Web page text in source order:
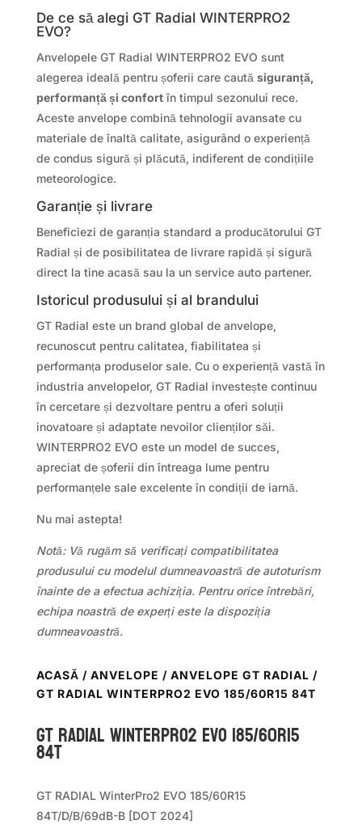
De ce să alegi GT Radial WINTERPRO2
EVO?
Anvelopele GT Radial WINTERPRO2 EVO sunt
alegerea ideală pentru șoferii care caută siguranță,
performanță și confortîn timpul sezonului rece.
Aceste anvelope combină tehnologii avansate cu
materiale de înaltă calitate, asigurând o experiență
de condus sigură și plăcută, indiferent de condițiile
meteorologice.
Garanție și livrare
Beneficiezi de garanția standard a producătorului GT
Radial și de posibilitatea de livrare rapidă și sigură
direct la tine acasă sau la un service auto partener.
Istoricul produsului și al brandului
GT Radial este un brand global de anvelope,
recunoscut pentru calitatea, fiabilitatea și
performanța produselor sale. Cu o experiență vastă în
industria anvelopelor, GT Radial investește continuu
în cercetare și dezvoltare pentru a oferi soluții
inovatoare și adaptate nevoilor clienților săi.
WINTERPRO2 EVO este un model de succes,
apreciat de șoferii din întreaga lume pentru
performanțele sale excelente în condiții de iarnă.
Nu mai astepta!
Notă: Vă rugăm să verificați compatibilitatea
produsului cu modelul dumneavoastră de autoturism
înainte de a efectua achiziția. Pentru orice întrebări,
echipa noastră de experți este la dispoziția
dumneavoastră.
ACASĂ / ANVELOPE / ANVELOPE GT RADIAL /
GT RADIAL WINTERPRO2 EVO 185/60R15 84T
GT Radial WINTERPRO2 EVO 185/60R15
84T
GT RADIAL WinterPro2 EVO 185/60R15
84T/D/B/69dB-B [DOT 2024]